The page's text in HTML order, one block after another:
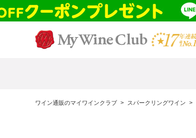
ワイン通販のマイワインクラブ > スパークリングワイン >